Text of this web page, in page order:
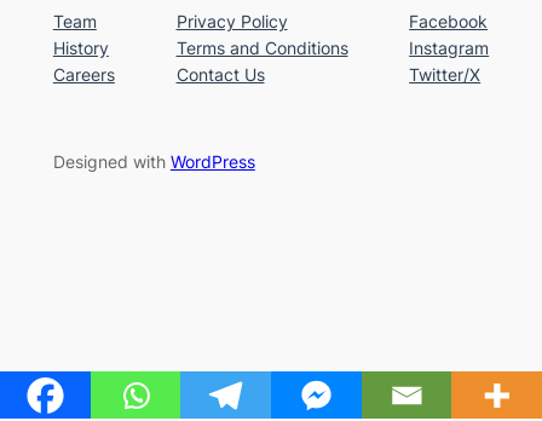
Team
History
Careers
Privacy Policy
Terms and Conditions
Contact Us
Facebook
Instagram
Twitter/X
Designed with WordPress